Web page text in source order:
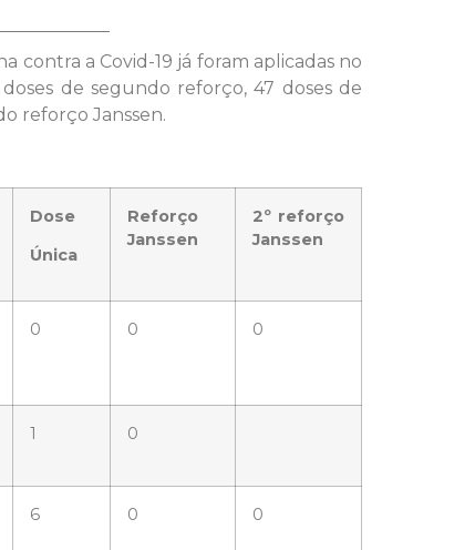
contra a Covid-19 já foram aplicadas no
de segundo reforço, 47 doses de
reforço Janssen.
Dose
Única
Reforço
Janssen
2º reforço
Janssen
0 0 0
1 0
6 0 0